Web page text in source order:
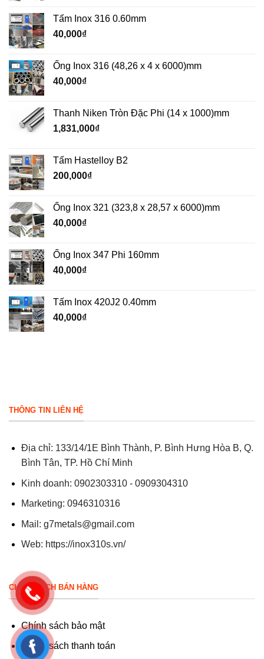
Tấm Inox 316 0.60mm
40,000₫
Ống Inox 316 (48,26 x 4 x 6000)mm
40,000₫
Thanh Niken Tròn Đặc Phi (14 x 1000)mm
1,831,000₫
Tấm Hastelloy B2
200,000₫
Ống Inox 321 (323,8 x 28,57 x 6000)mm
40,000₫
Ống Inox 347 Phi 160mm
40,000₫
Tấm Inox 420J2 0.40mm
40,000₫
THÔNG TIN LIÊN HỆ
Địa chỉ: 133/14/1E Bình Thành, P. Bình Hưng Hòa B, Q.
Bình Tân, TP. Hồ Chí Minh
Kinh doanh: 0902303310 - 0909304310
Marketing: 0946310316
Mail: g7metals@gmail.com
Web: https://inox310s.vn/
CHÍNH SÁCH BÁN HÀNG
Chính sách bảo mật
Chính sách thanh toán